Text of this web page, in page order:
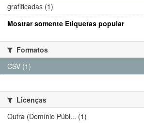
gratificadas (1)
Mostrar somente Etiquetas popular
Formatos
CSV (1)
Licenças
Outra (Domínio Públ... (1)